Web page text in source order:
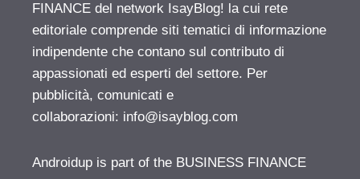
FINANCE del network IsayBlog! la cui rete
editoriale comprende siti tematici di informazione
indipendente che contano sul contributo di
appassionati ed esperti del settore. Per
pubblicità, comunicati e
collaborazioni: info@isayblog.com
Androidup is part of the BUSINESS FINANCE